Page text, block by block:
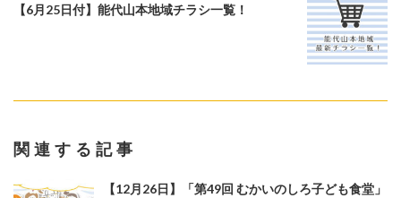
【6月25日付】能代山本地域チラシ一覧！
関連する記事
【12月26日】「第49回 むかいのしろ子ども食堂」